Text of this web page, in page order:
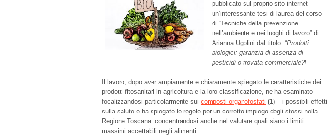
pubblicato sul proprio sito internet
un’interessante tesi di laurea del corso
di “Tecniche della prevenzione
nell’ambiente e nei luoghi di lavoro” di
Arianna Ugolini dal titolo: “Prodotti
biologici: garanzia di assenza di
pesticidi o trovata commerciale?!”
Il lavoro, dopo aver ampiamente e chiaramente spiegato le caratteristiche dei
prodotti fitosanitari in agricoltura e la loro classificazione, ne ha esaminato –
focalizzandosi particolarmente sui composti organofosfati (1) – i possibili effetti
sulla salute e ha spiegato le regole per un corretto impiego degli stessi nella
Regione Toscana, concentrandosi anche nel valutare quali siano i limiti
massimi accettabili negli alimenti.